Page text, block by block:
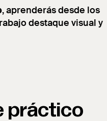
, aprenderás desde los
destaque visual y
práctico